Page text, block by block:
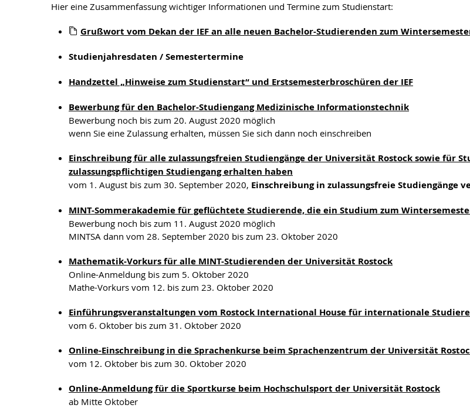
Hier eine Zusammenfassung wichtiger Informationen und Termine zum Studienstart:
Grußwort vom Dekan der IEF an alle neuen Bachelor-Studierenden zum
Studienjahresdaten / Semestertermine
Handzettel „Hinweise zum Studienstart“ und Erstsemesterbroschüren der IEF
Bewerbung für den Bachelor-Studiengang Medizinische Informationstechnik
Bewerbung noch bis zum 20. August 2020 möglich
wenn Sie eine Zulassung erhalten, müssen Sie sich dann noch einschreiben
Einschreibung für alle zulassungsfreien Studiengänge der Universität Rostock sowie für
zulassungspflichtigen Studiengang erhalten haben
vom 1. August bis zum 30. September 2020, Einschreibung in zulassungsfreie Studiengänge
MINT-Sommerakademie für geflüchtete Studierende, die ein Studium zum
Bewerbung noch bis zum 11. August 2020 möglich
MINTSA dann vom 28. September 2020 bis zum 23. Oktober 2020
Mathematik-Vorkurs für alle MINT-Studierenden der Universität Rostock
Online-Anmeldung bis zum 5. Oktober 2020
Mathe-Vorkurs vom 12. bis zum 23. Oktober 2020
Einführungsveranstaltungen vom Rostock International House für internationale
vom 6. Oktober bis zum 31. Oktober 2020
Online-Einschreibung in die Sprachenkurse beim Sprachenzentrum der Universität
vom 12. Oktober bis zum 30. Oktober 2020
Online-Anmeldung für die Sportkurse beim Hochschulsport der Universität Rostock
ab Mitte Oktober